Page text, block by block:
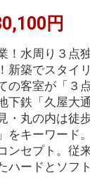
円
！水周り３点
新築でスタイ
の客室が「３
下鉄「久屋大
・丸の内は徒
をキーワード
ンセプト。従
ハードとソフ